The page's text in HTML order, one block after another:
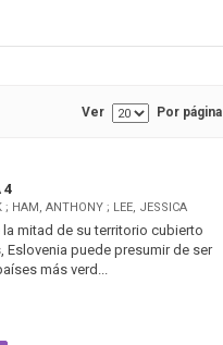
Ver Por página
4
; HAM, ANTHONY ; LEE, JESSICA
la mitad de su territorio cubierto
Eslovenia puede presumir de ser
más verd...